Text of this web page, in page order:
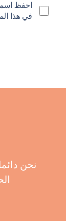
احفظ
في هذا
نحن